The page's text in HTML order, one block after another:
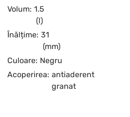
Volum: 1.5
(l)
Înălțime: 31
(mm)
Culoare: Negru
Acoperirea: antiaderent
granat